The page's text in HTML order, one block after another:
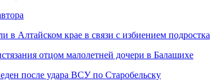
в Алтайском крае в связи с избиением подростка
отцом малолетней дочери в Балашихе
после удара ВСУ по Старобельску